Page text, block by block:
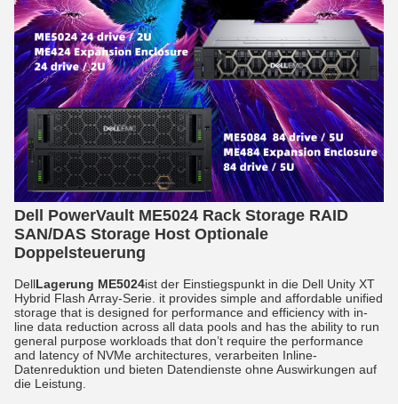
Dell PowerVault ME5024 Rack Storage RAID
SAN/DAS Storage Host Optionale
Doppelsteuerung
DellLagerung ME5024ist der Einstiegspunkt in die Dell Unity XT
Hybrid Flash Array-Serie. it provides simple and affordable unified
storage that is designed for performance and efficiency with in-
line data reduction across all data pools and has the ability to run
general purpose workloads that don’t require the performance
and latency of NVMe architectures, verarbeiten Inline-
Datenreduktion und bieten Datendienste ohne Auswirkungen auf
die Leistung.